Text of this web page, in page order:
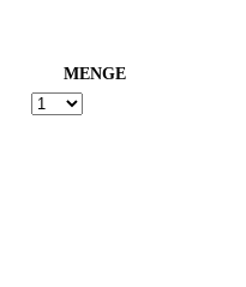
MENGE